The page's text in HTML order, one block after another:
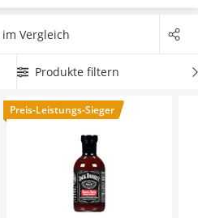
vom Geschmack ab. Wählen
eine Grillsauce aus,
finden Sie Produkte, die
konnten. Überzeugt hat
das Modell
& Burger Sauce
im Vergleich
Produkte filtern
Preis-Leistungs-Sieger